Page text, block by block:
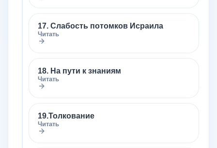
17. Слабость потомков Исраила
Читать
18. На пути к знаниям
Читать
19.Толкование
Читать